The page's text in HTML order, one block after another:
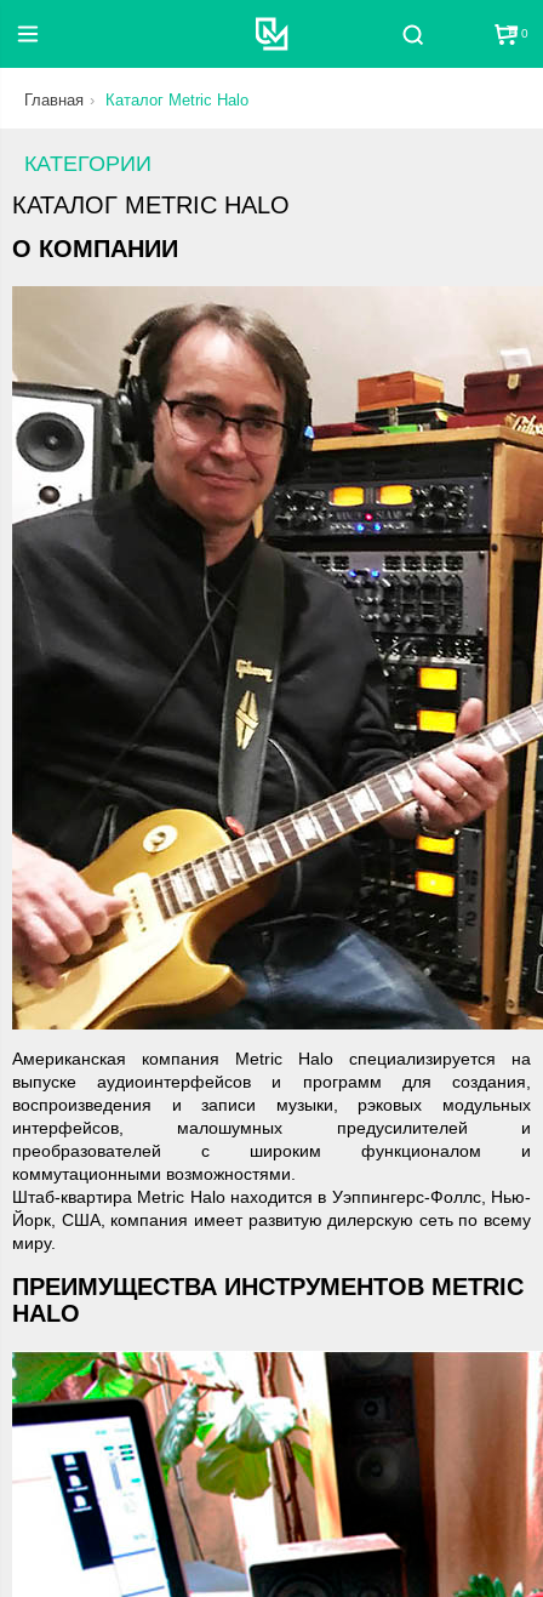
Поиск 0
Главная Каталог Metric Halo
КАТЕГОРИИ
КАТАЛОГ METRIC HALO
О КОМПАНИИ
Американская компания Metric Halo специализируется на
выпуске аудиоинтерфейсов и программ для создания,
воспроизведения и записи музыки, рэковых модульных
интерфейсов, малошумных предусилителей и
преобразователей с широким функционалом и
коммутационными возможностями.
Штаб-квартира Metric Halo находится в Уэппингерс-Фоллс, Нью-
Йорк, США, компания имеет развитую дилерскую сеть по всему
миру.
ПРЕИМУЩЕСТВА ИНСТРУМЕНТОВ METRIC
HALO